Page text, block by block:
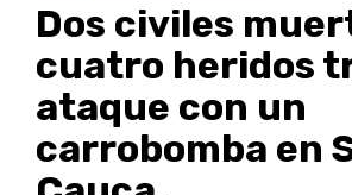
Dos civiles
cuatro heridos
ataque con un
carrobomba en